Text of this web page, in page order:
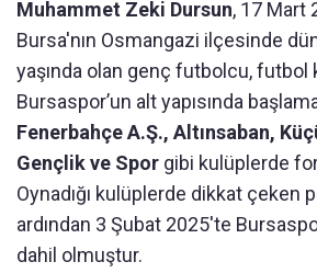
Muhammet Zeki Dursun, 17 Mart
Bursa'nın Osmangazi ilçesinde
yaşında olan genç futbolcu, futbol
Bursaspor’un alt yapısında
Fenerbahçe A.Ş., Altınsaban,
Gençlik ve Spor gibi kulüplerde
Oynadığı kulüplerde dikkat çeken
ardından 3 Şubat 2025'te
dahil olmuştur.